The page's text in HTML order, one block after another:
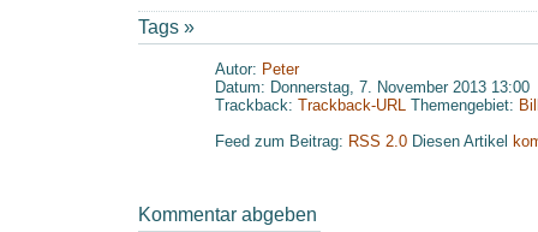
Tags »
Autor: Peter
Datum: Donnerstag, 7. November 2013 13:00
Trackback: Trackback-URL Themengebiet:
Feed zum Beitrag: RSS 2.0 Diesen Artikel
Kommentar abgeben